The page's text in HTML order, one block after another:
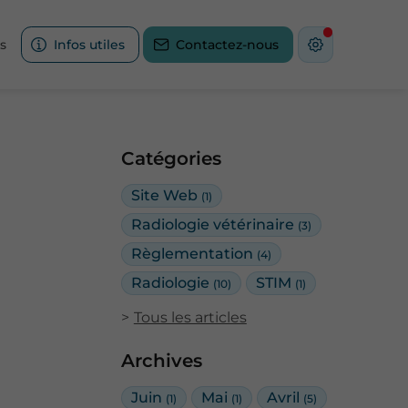
Infos utiles Contactez-nous
Catégories
Site Web (1)
Radiologie vétérinaire (3)
Règlementation (4)
Radiologie (10) STIM (1)
Tous les articles
Archives
Juin (1) Mai (1) Avril (5)